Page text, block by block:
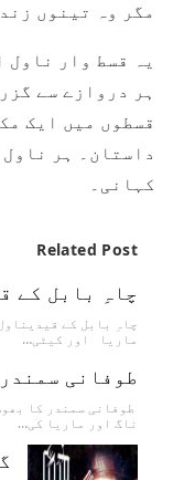
مگر وہ تینوں
یہ قسط وار ناول
ہر دروازے سے
قسطوں میں ایک
داستان۔ ہر
کہانی۔
Related Post
چاہِ بابل کے
چاہِ بابل کے
ماریا اور کیٹی…
طوفانی
طوفانی سمندر کا
ناگ اور ماریا کی…